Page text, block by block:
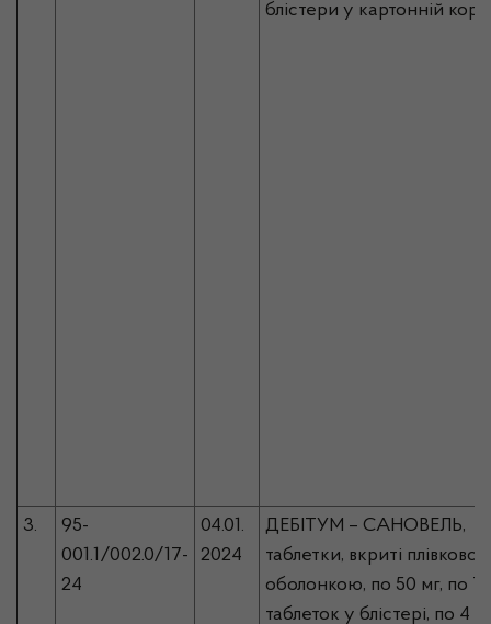
блістери у картонній
3.
95-
001.1/002.0/17-
24
04.01.
2024
ДЕБІТУМ – САНОВЕЛЬ,
таблетки, вкриті
оболонкою, по 50 мг, по 7
таблеток у блістері, по 4